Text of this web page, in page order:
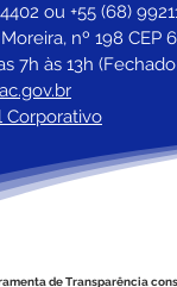
ou +55 (68)
nº 198 CEP
7h às 13h
Corporativo
de Transparência